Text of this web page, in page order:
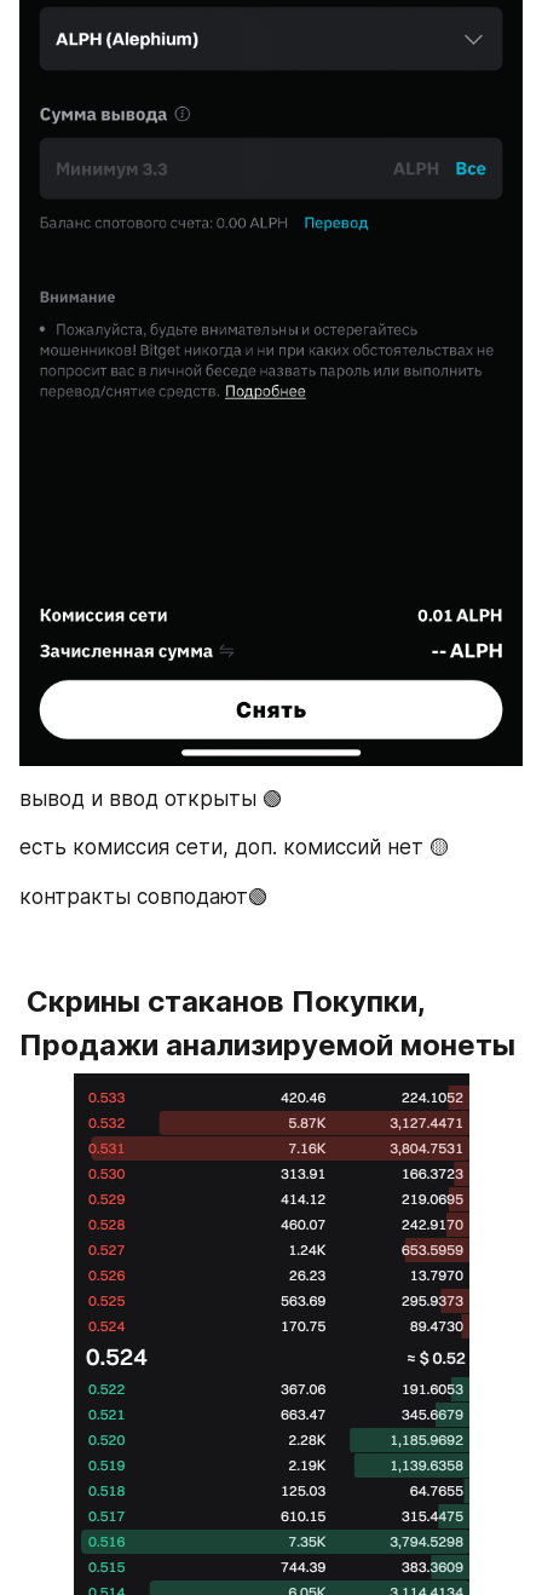
вывод и ввод открыты 🟢
есть комиссия сети, доп. комиссий нет 🟡
контракты совподают🟢
Продажи анализируемой монеты